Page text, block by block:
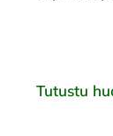
Tutustu